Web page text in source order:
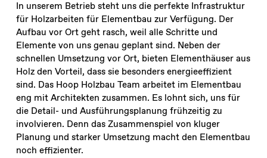
In unserem Betrieb steht uns die perfekte Infrastruktur
für Holzarbeiten für Elementbau zur Verfügung. Der
Aufbau vor Ort geht rasch, weil alle Schritte und
Elemente von uns genau geplant sind. Neben der
schnellen Umsetzung vor Ort, bieten Elementhäuser aus
Holz den Vorteil, dass sie besonders energieeffizient
sind. Das Hoop Holzbau Team arbeitet im Elementbau
eng mit Architekten zusammen. Es lohnt sich, uns für
die Detail- und Ausführungsplanung frühzeitig zu
involvieren. Denn das Zusammenspiel von kluger
Planung und starker Umsetzung macht den Elementbau
noch effizienter.